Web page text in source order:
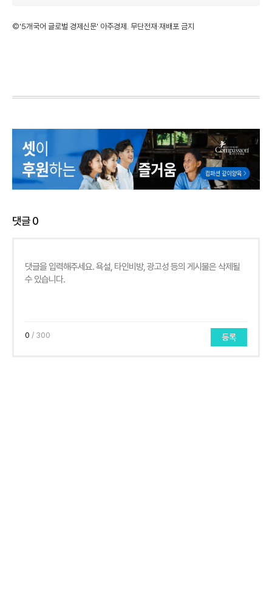
©'5개국어 글로벌 경제신문' 아주경제. 무단전재·재배포 금지
댓글0
0 / 300 등록